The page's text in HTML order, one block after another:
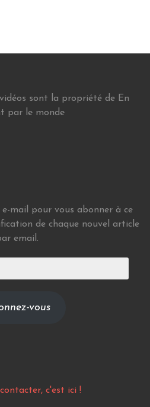
sont la propriété de En
par le monde
e-mail pour vous abonner à ce
de chaque nouvel article
email.
vous
c'est ici !